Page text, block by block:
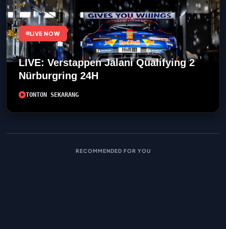
LIVE NOW
LIVE: Verstappen Jalani Qualifying 2
Nürburgring 24H
TONTON SEKARANG
RECOMMENDED FOR YOU